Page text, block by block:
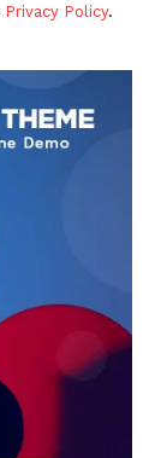
Privacy Policy.